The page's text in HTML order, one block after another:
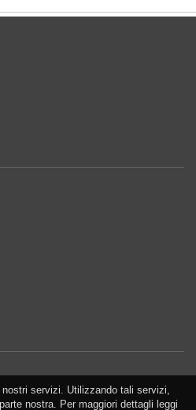
nostri servizi. Utilizzando tali servizi,
nostra. Per maggiori dettagli leggi